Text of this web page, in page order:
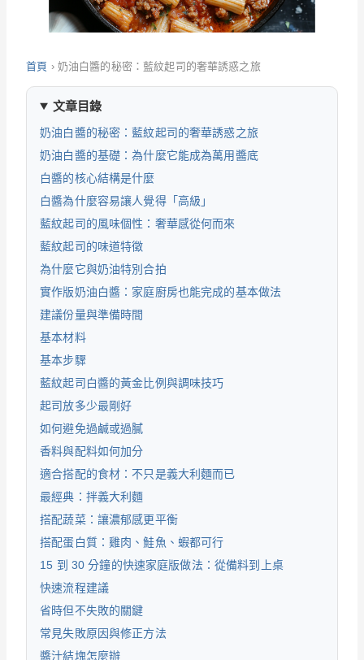
首頁 › 奶油白醬的秘密：藍紋起司的奢華誘惑之旅
文章目錄
奶油白醬的秘密：藍紋起司的奢華誘惑之旅
奶油白醬的基礎：為什麼它能成為萬用醬底
白醬的核心結構是什麼
白醬為什麼容易讓人覺得「高級」
藍紋起司的風味個性：奢華感從何而來
藍紋起司的味道特徵
為什麼它與奶油特別合拍
實作版奶油白醬：家庭廚房也能完成的基本做法
建議份量與準備時間
基本材料
基本步驟
藍紋起司白醬的黃金比例與調味技巧
起司放多少最剛好
如何避免過鹹或過膩
香料與配料如何加分
適合搭配的食材：不只是義大利麵而已
最經典：拌義大利麵
搭配蔬菜：讓濃郁感更平衡
搭配蛋白質：雞肉、鮭魚、蝦都可行
15 到 30 分鐘的快速家庭版做法：從備料到上桌
快速流程建議
省時但不失敗的關鍵
常見失敗原因與修正方法
醬汁結塊怎麼辦